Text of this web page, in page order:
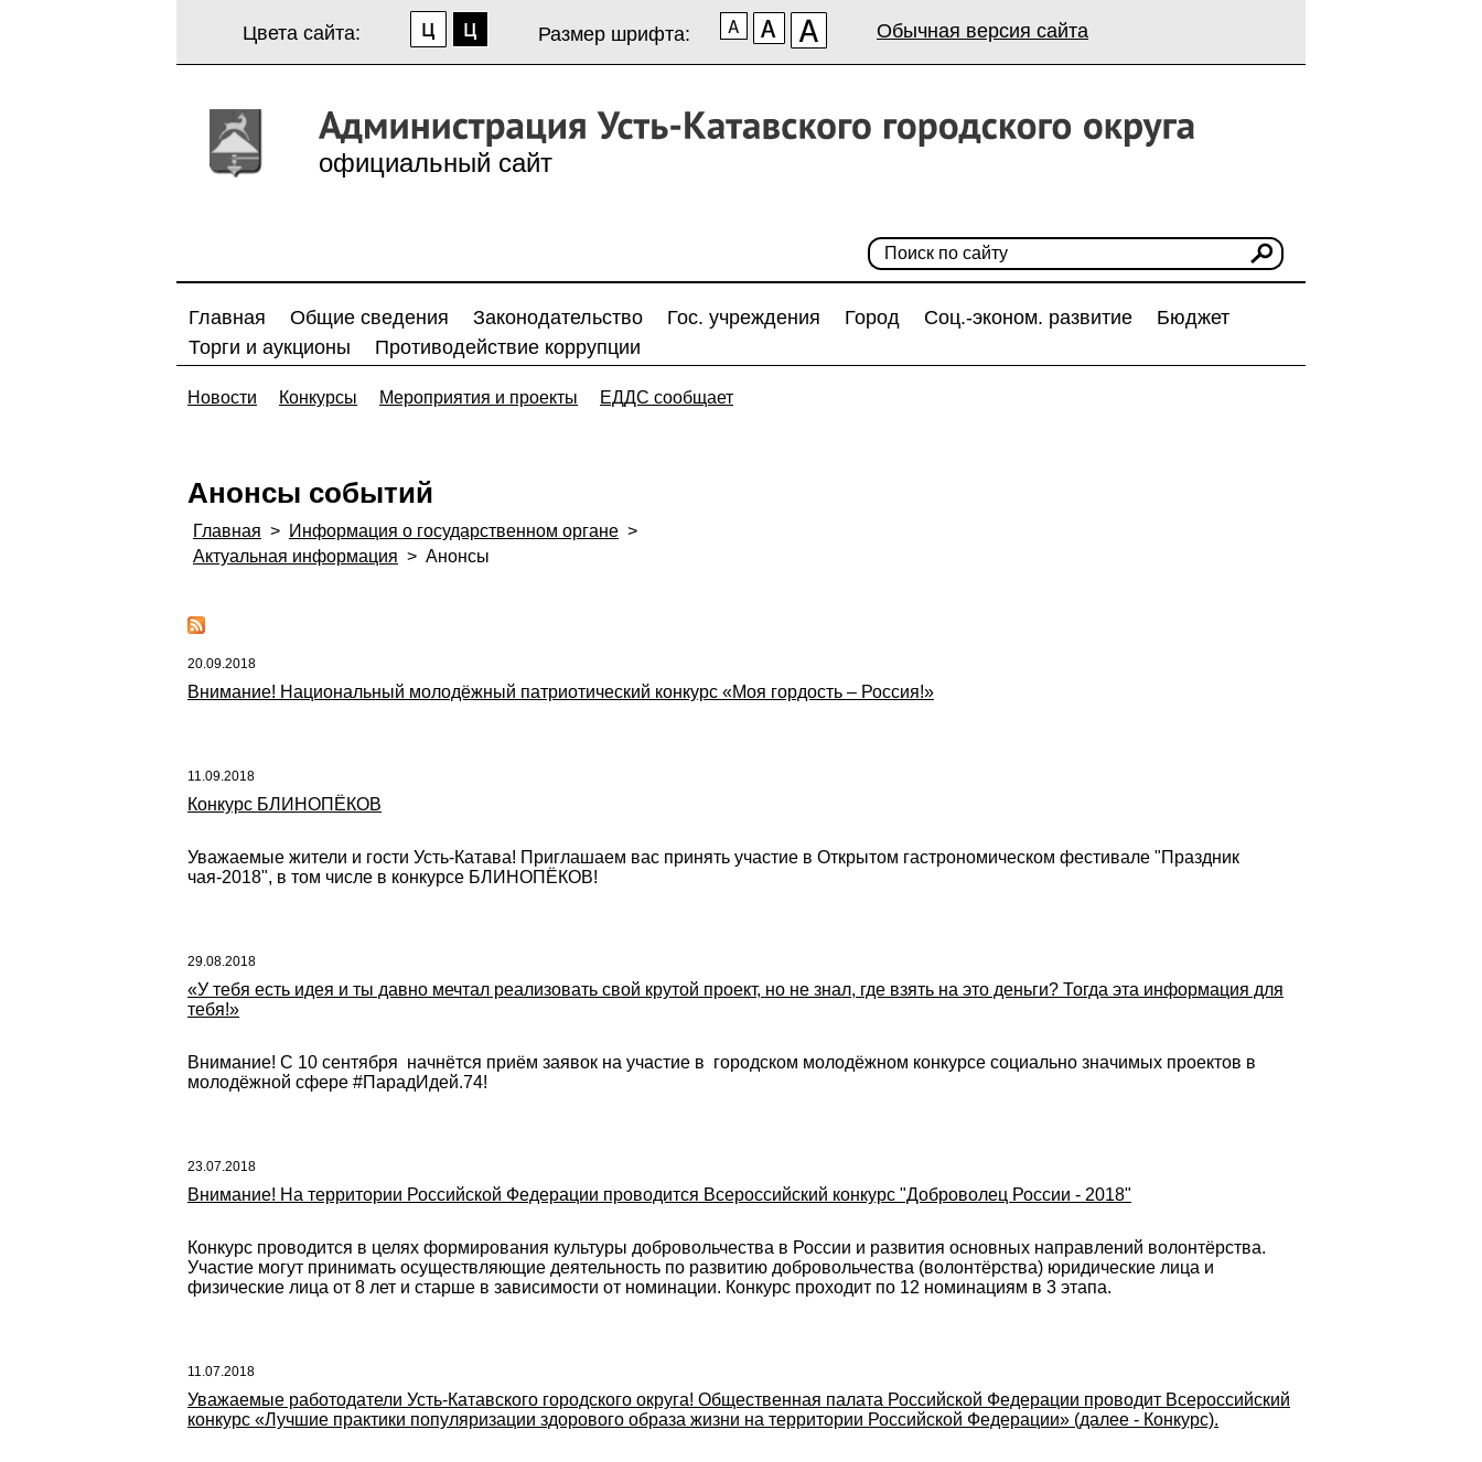
Цвета сайта: Размер шрифта: Обычная версия сайта
официальный сайт
Главная Общие сведения Законодательство Гос. учреждения Город Соц.-эконом. развитие
Бюджет
Торги и аукционы
Противодействие коррупции
Новости Конкурсы Мероприятия и проекты ЕДДС сообщает
Анонсы событий
Главная > Информация о государственном органе >
Актуальная информация > Анонсы
20.09.2018
Внимание! Национальный молодёжный патриотический конкурс «Моя гордость – Россия!»
11.09.2018
Конкурс БЛИНОПЁКОВ
Уважаемые жители и гости Усть-Катава! Приглашаем вас принять участие в Открытом гастрономическом фестивале "Праздник
чая-2018", в том числе в конкурсе БЛИНОПЁКОВ!
29.08.2018
«У тебя есть идея и ты давно мечтал реализовать свой крутой проект, но не знал, где взять на это деньги? Тогда эта информация для
тебя!»
Внимание! С 10 сентября начнётся приём заявок на участие в городском молодёжном конкурсе социально значимых проектов в
молодёжной сфере #ПарадИдей.74!
23.07.2018
Внимание! На территории Российской Федерации проводится Всероссийский конкурс "Доброволец России - 2018"
Конкурс проводится в целях формирования культуры добровольчества в России и развития основных направлений волонтёрства.
Участие могут принимать осуществляющие деятельность по развитию добровольчества (волонтёрства) юридические лица и
физические лица от 8 лет и старше в зависимости от номинации. Конкурс проходит по 12 номинациям в 3 этапа.
11.07.2018
Уважаемые работодатели Усть-Катавского городского округа! Общественная палата Российской Федерации проводит Всероссийский
конкурс «Лучшие практики популяризации здорового образа жизни на территории Российской Федерации» (далее - Конкурс).